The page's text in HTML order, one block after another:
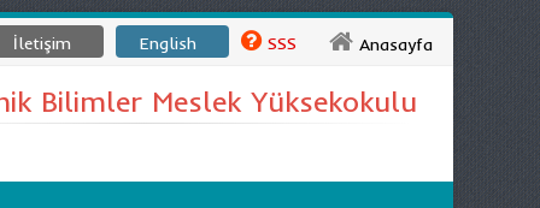
Anasayfa
SSS
English
İletişim
Bilimler Meslek Yüksekokulu